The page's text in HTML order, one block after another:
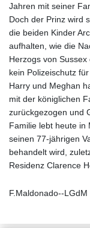
Jahren mit seiner
Doch der Prinz wird
die beiden Kinder
aufhalten, wie die
Herzogs von
kein Polizeischutz
Harry und Meghan
mit der königlichen
zurückgezogen und
Familie lebt heute in
seinen 77‑jährigen
behandelt wird,
Residenz Clarence
F.Maldonado--LGdM